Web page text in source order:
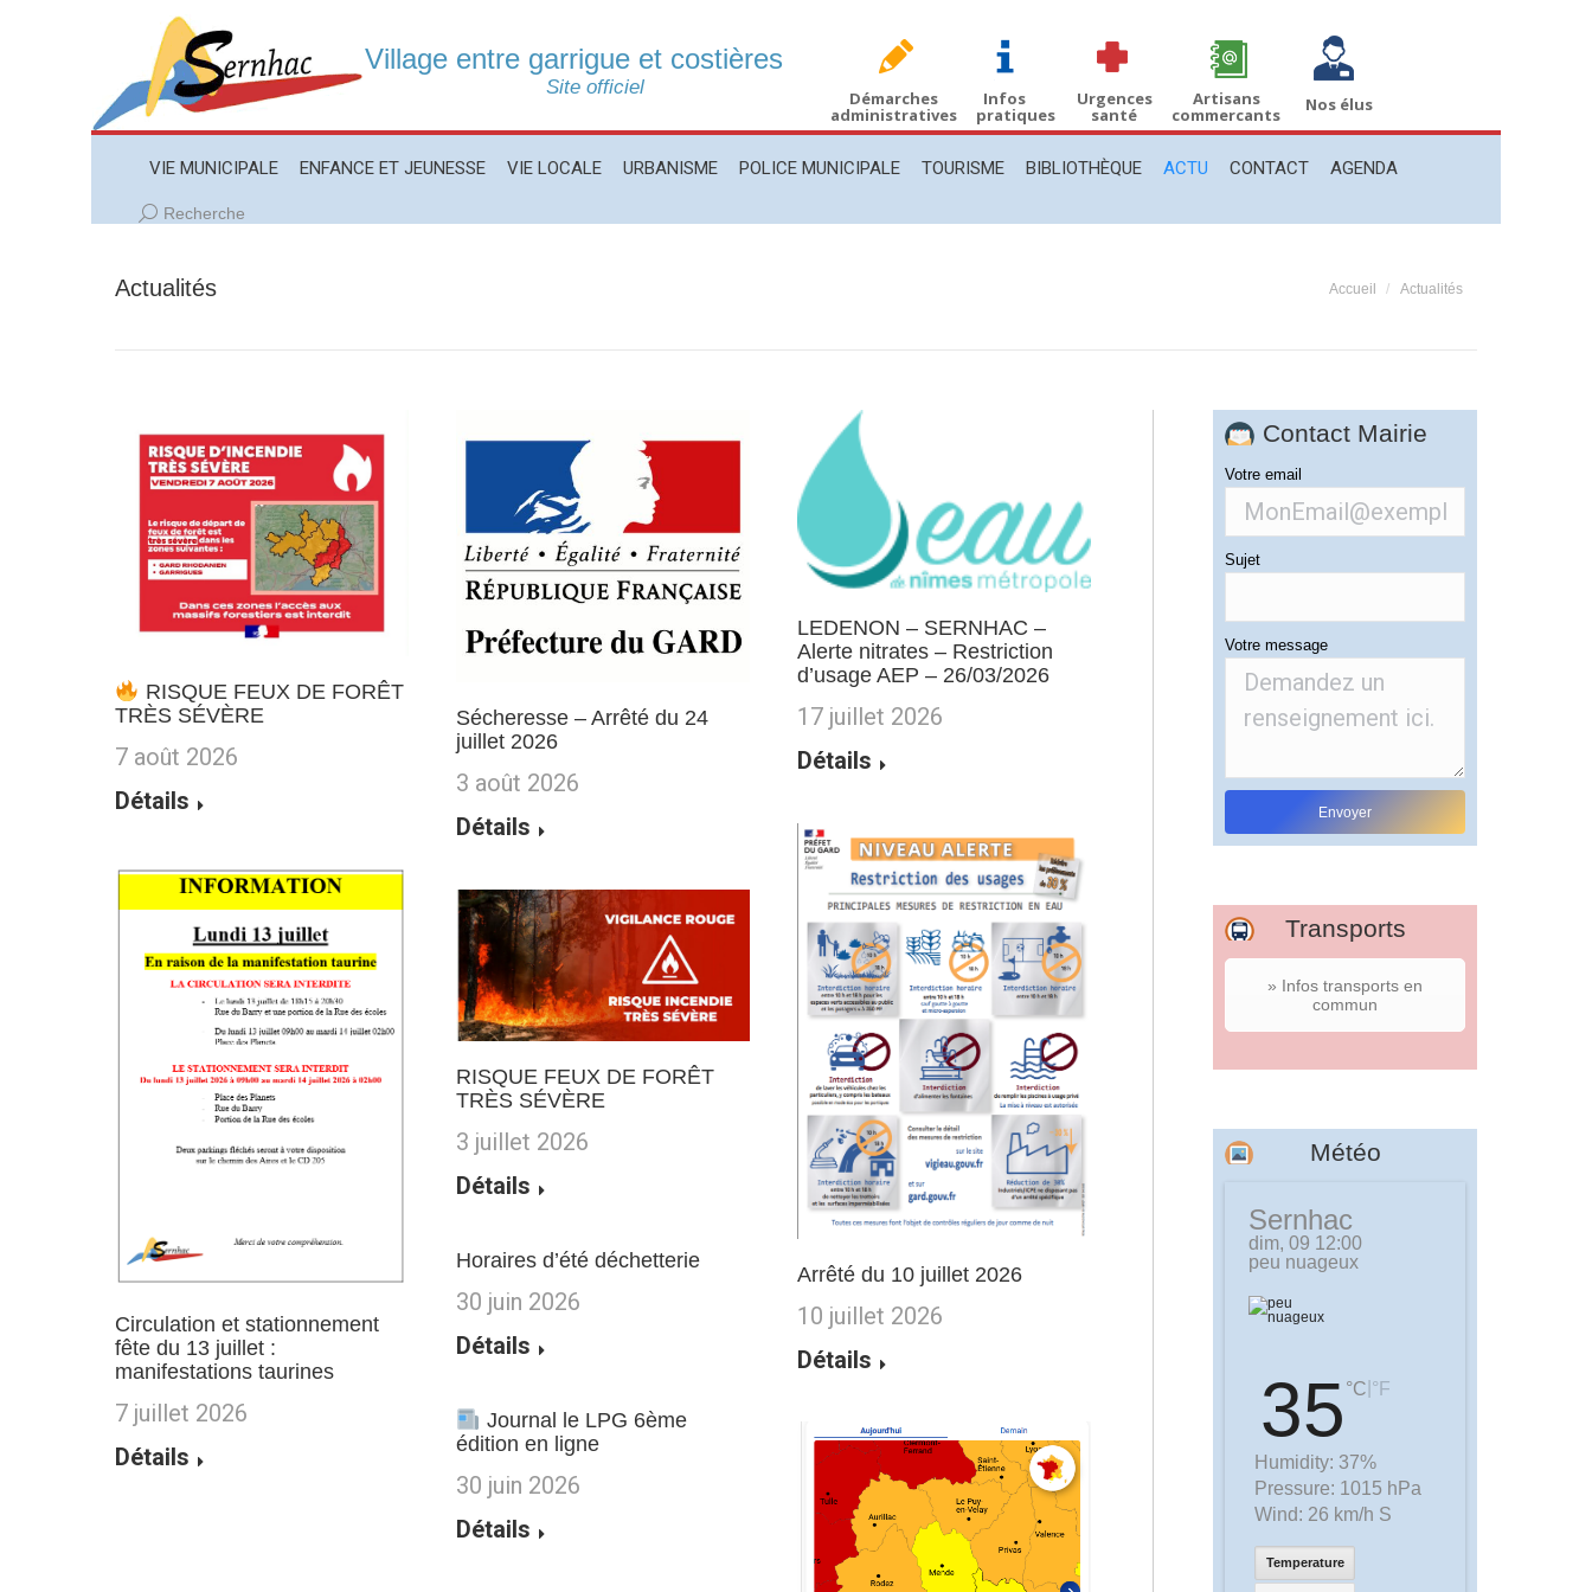
Village entre garrigue et costières
Site officiel Démarches
administratives
Infos
pratiques
Urgences
santé
Artisans
commercants Nos élus
VIE MUNICIPALE ENFANCE ET JEUNESSE VIE LOCALE URBANISME POLICE MUNICIPALE TOURISME BIBLIOTHÈQUE ACTU CONTACT AGENDA
Recherche
Recherche
Actualités Vous êtes ici :
Accueil Actualités
RISQUE FEUX DE FORÊT
TRÈS SÉVÈRE
7 août 2026
Détails
Sécheresse – Arrêté du 24
juillet 2026
3 août 2026
Détails
LEDENON – SERNHAC –
Alerte nitrates – Restriction
d’usage AEP – 26/03/2026
17 juillet 2026
Détails
Arrêté du 10 juillet 2026
10 juillet 2026
Détails
Circulation et stationnement
fête du 13 juillet :
manifestations taurines
7 juillet 2026
Détails
RISQUE FEUX DE FORÊT
TRÈS SÉVÈRE
3 juillet 2026
Détails
Horaires d’été déchetterie
30 juin 2026
Détails
Journal le LPG 6ème
édition en ligne
30 juin 2026
Détails
Contact Mairie
Votre email
Sujet
Votre message
Transports
» Infos transports en
commun
Météo
Sernhac
dim, 09 12:00
peu nuageux
35 °C °F
Humidity: 37%
Pressure: 1015 hPa
Wind: 26 km/h S
Temperature
VIE MUNICIPALE ENFANCE ET JEUNESSE VIE LOCALE URBANISME POLICE MUNICIPALE TOURISME BIBLIOTHÈQUE CONTACT AGENDA